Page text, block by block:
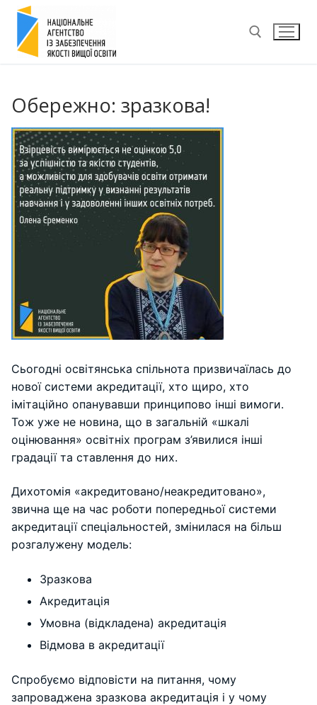
Перейти
вмісту
Обережно: зразкова!
Сьогодні освітянська спільнота призвичаїлась до
нової системи акредитації, хто щиро, хто
імітаційно опанувавши принципово інші вимоги.
Тож уже не новина, що в загальній «шкалі
оцінювання» освітніх програм з’явилися інші
градації та ставлення до них.
Дихотомія «акредитовано/неакредитовано»,
звична ще на час роботи попередньої системи
акредитації спеціальностей, змінилася на більш
розгалужену модель:
Зразкова
Акредитація
Умовна (відкладена) акредитація
Відмова в акредитації
Спробуємо відповісти на питання, чому
запроваджена зразкова акредитація і у чому